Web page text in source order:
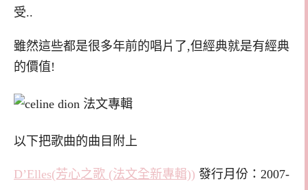
受..
雖然這些都是很多年前的唱片了,但經典就是有經典
的價值!
以下把歌曲的曲目附上
D’Elles(芳心之歌 (法文全新專輯)) 發行月份：2007-